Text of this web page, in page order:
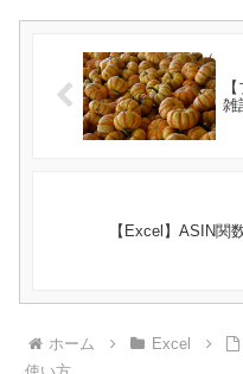
雑
【Excel】ASIN関
ホーム Excel